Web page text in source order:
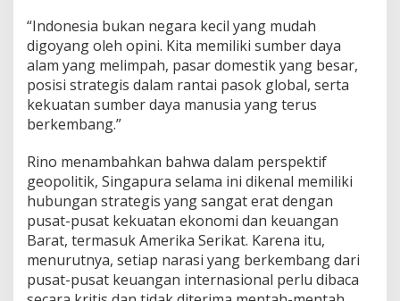
“Indonesia bukan negara kecil yang mudah
digoyang oleh opini. Kita memiliki sumber daya
alam yang melimpah, pasar domestik yang besar,
posisi strategis dalam rantai pasok global, serta
kekuatan sumber daya manusia yang terus
berkembang.”
Rino menambahkan bahwa dalam perspektif
geopolitik, Singapura selama ini dikenal memiliki
hubungan strategis yang sangat erat dengan
pusat-pusat kekuatan ekonomi dan keuangan
Barat, termasuk Amerika Serikat. Karena itu,
menurutnya, setiap narasi yang berkembang dari
pusat-pusat keuangan internasional perlu dibaca